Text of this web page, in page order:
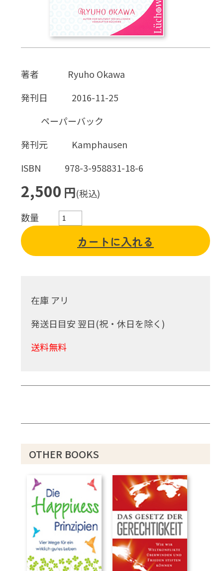
外国語
著者
Ryuho Okawa
発刊日
2016-11-25
ペーパーバック
発刊元
Kamphausen
ISBN
978-3-958831-18-6
2,500 円(税込)
数量
カートに入れる
在庫 アリ
発送日目安 翌日(祝・休日を除く)
送料無料
OTHER BOOKS